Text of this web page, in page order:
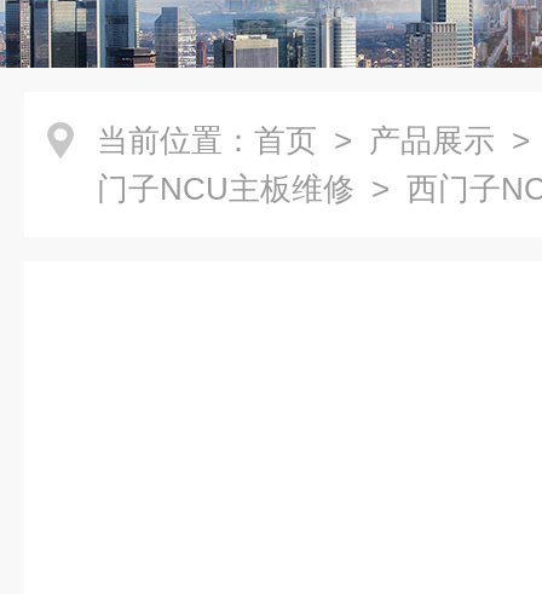
当前位置： 首页 > 产品展示
门子NCU主板维修 > 西门子